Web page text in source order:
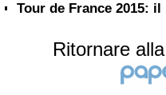
Tour de France 2015:
Ritornare